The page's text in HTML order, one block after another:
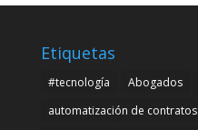
Etiquetas
#tecnología Abogados
automatización de contratos